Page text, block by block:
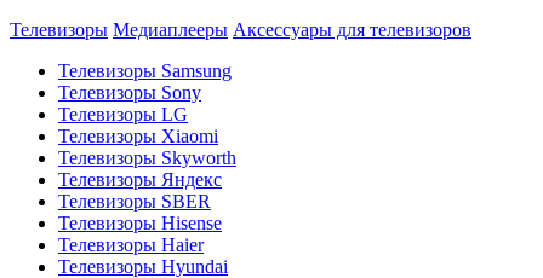
Телевизоры Медиаплееры Аксессуары для телевизоров
Телевизоры Samsung
Телевизоры Sony
Телевизоры LG
Телевизоры Xiaomi
Телевизоры Skyworth
Телевизоры Яндекс
Телевизоры SBER
Телевизоры Hisense
Телевизоры Haier
Телевизоры Hyundai